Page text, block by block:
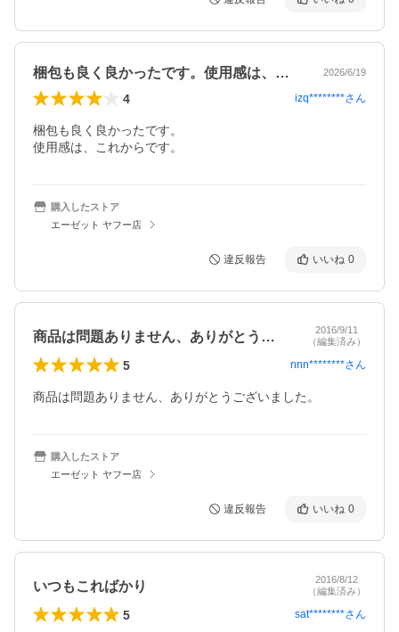
梱包も良く良かったです。使用感は、これ… 2026/6/19
4 izq********さん
梱包も良く良かったです。
使用感は、これからです。
購入したストア
エーゼット ヤフー店
違反報告 いいね 0
商品は問題ありません、ありがとうござい…
2016/9/11
（編集済み）
5 nnn********さん
商品は問題ありません、ありがとうございました。
購入したストア
エーゼット ヤフー店
違反報告 いいね 0
いつもこればかり
2016/8/12
（編集済み）
5 sat********さん